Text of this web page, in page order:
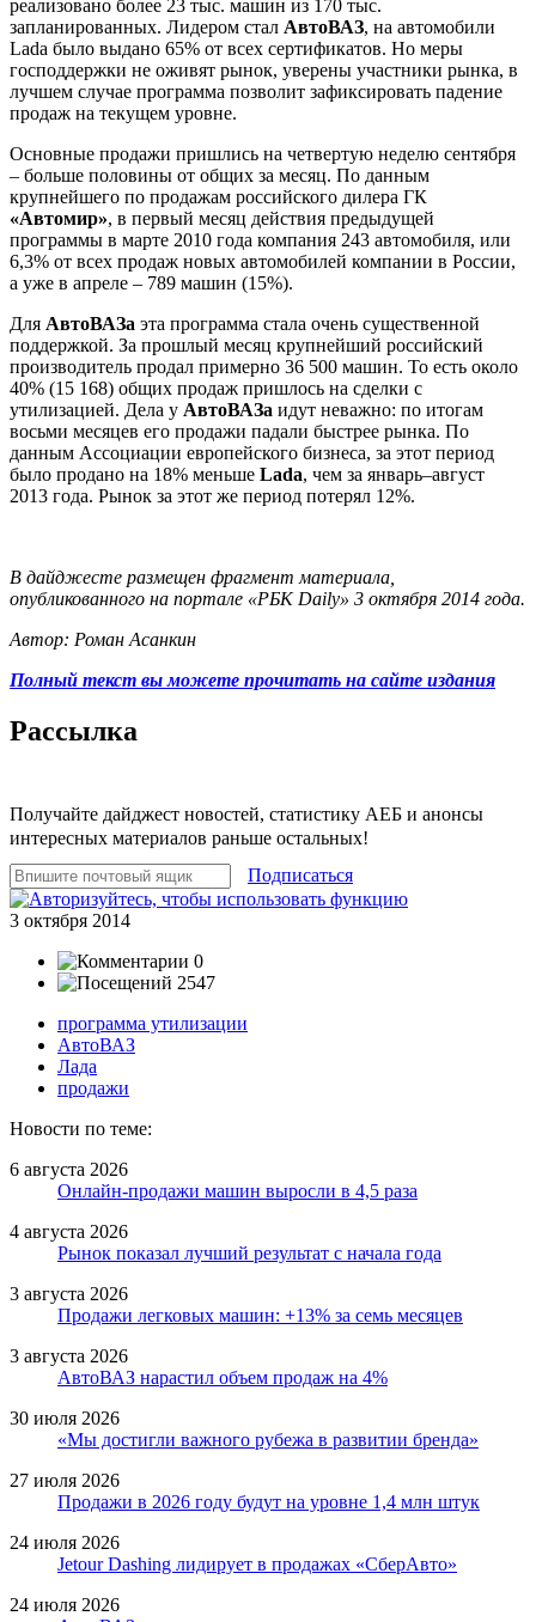
реализовано более 23 тыс. машин из 170 тыс.
запланированных. Лидером стал АвтоВАЗ, на автомобили
Lada было выдано 65% от всех сертификатов. Но меры
господдержки не оживят рынок, уверены участники рынка, в
лучшем случае программа позволит зафиксировать падение
продаж на текущем уровне.
Основные продажи пришлись на четвертую неделю сентября
– больше половины от общих за месяц. По данным
крупнейшего по продажам российского дилера ГК
«Автомир», в первый месяц действия предыдущей
программы в марте 2010 года компания 243 автомобиля, или
6,3% от всех продаж новых автомобилей компании в России,
а уже в апреле – 789 машин (15%).
Для АвтоВАЗа эта программа стала очень существенной
поддержкой. За прошлый месяц крупнейший российский
производитель продал примерно 36 500 машин. То есть около
40% (15 168) общих продаж пришлось на сделки с
утилизацией. Дела у АвтоВАЗа идут неважно: по итогам
восьми месяцев его продажи падали быстрее рынка. По
данным Ассоциации европейского бизнеса, за этот период
было продано на 18% меньше Lada, чем за январь–август
2013 года. Рынок за этот же период потерял 12%.
В дайджесте размещен фрагмент материала,
опубликованного на портале «РБК Daily» 3 октября 2014 года.
Автор: Роман Асанкин
Полный текст вы можете прочитать на сайте издания
Рассылка
Получайте дайджест новостей, статистику АЕБ и анонсы
интересных материалов раньше остальных!
Подписаться
3 октября 2014
0
2547
программа утилизации
АвтоВАЗ
Лада
продажи
Новости по теме:
6 августа 2026
Онлайн-продажи машин выросли в 4,5 раза
4 августа 2026
Рынок показал лучший результат с начала года
3 августа 2026
Продажи легковых машин: +13% за семь месяцев
3 августа 2026
АвтоВАЗ нарастил объем продаж на 4%
30 июля 2026
«Мы достигли важного рубежа в развитии бренда»
27 июля 2026
Продажи в 2026 году будут на уровне 1,4 млн штук
24 июля 2026
Jetour Dashing лидирует в продажах «СберАвто»
24 июля 2026